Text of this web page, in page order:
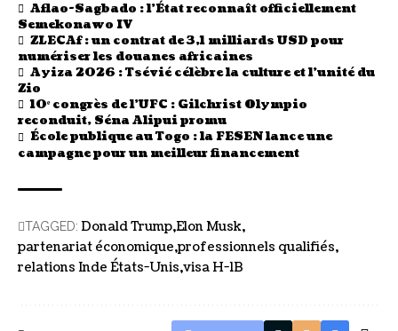
Aflao-Sagbado : l’État reconnaît officiellement
Semekonawo IV
ZLECAf : un contrat de 3,1 milliards USD pour
numériser les douanes africaines
Ayiza 2026 : Tsévié célèbre la culture et l’unité du
Zio
10ᵉ congrès de l’UFC : Gilchrist Olympio
reconduit, Séna Alipui promu
École publique au Togo : la FESEN lance une
campagne pour un meilleur financement
TAGGED: Donald Trump Elon Musk
partenariat économique professionnels qualifiés
relations Inde États-Unis visa H-1B